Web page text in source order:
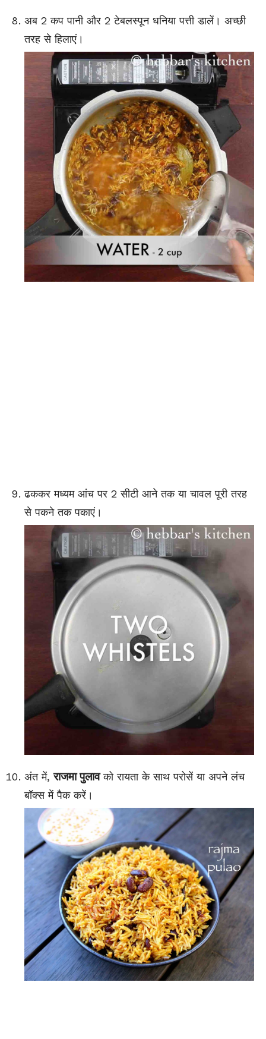
अब 2 कप पानी और 2 टेबलस्पून धनिया पत्ती डालें। अच्छी
तरह से हिलाएं।
ढककर मध्यम आंच पर 2 सीटी आने तक या चावल पूरी तरह
से पकने तक पकाएं।
अंत में,राजमा पुलावको रायता के साथ परोसें या अपने लंच
बॉक्स में पैक करें।